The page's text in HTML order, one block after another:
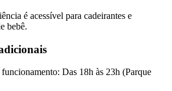
é acessível para cadeirantes e
bebê.
Das 18h às 23h (Parque